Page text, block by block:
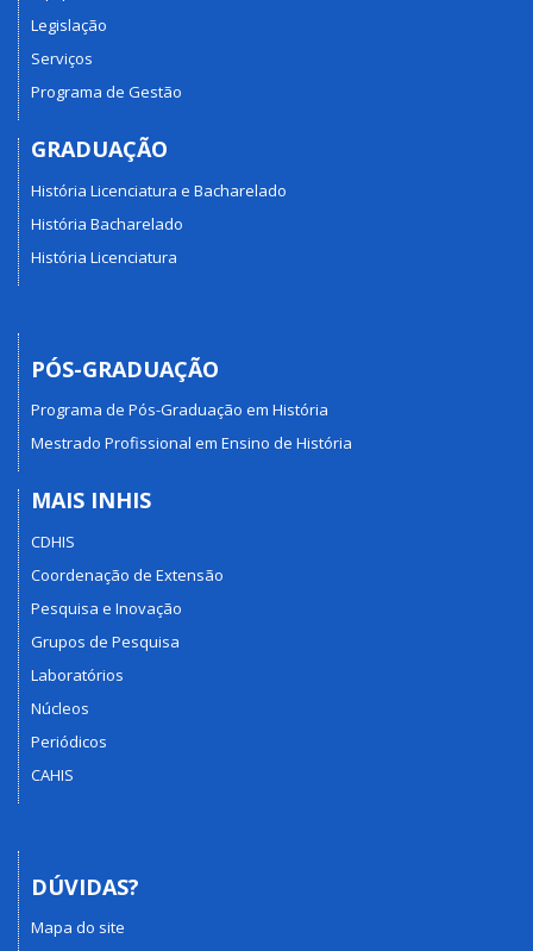
Legislação
Serviços
Programa de Gestão
GRADUAÇÃO
História Licenciatura e Bacharelado
História Bacharelado
História Licenciatura
PÓS-GRADUAÇÃO
Programa de Pós-Graduação em História
Mestrado Profissional em Ensino de História
MAIS INHIS
CDHIS
Coordenação de Extensão
Pesquisa e Inovação
Grupos de Pesquisa
Laboratórios
Núcleos
Periódicos
CAHIS
DÚVIDAS?
Mapa do site